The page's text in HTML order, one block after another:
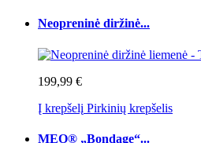
Neopreninė diržinė...
199,99 €
Į krepšelį Pirkinių krepšelis
MEO® „Bondage“...